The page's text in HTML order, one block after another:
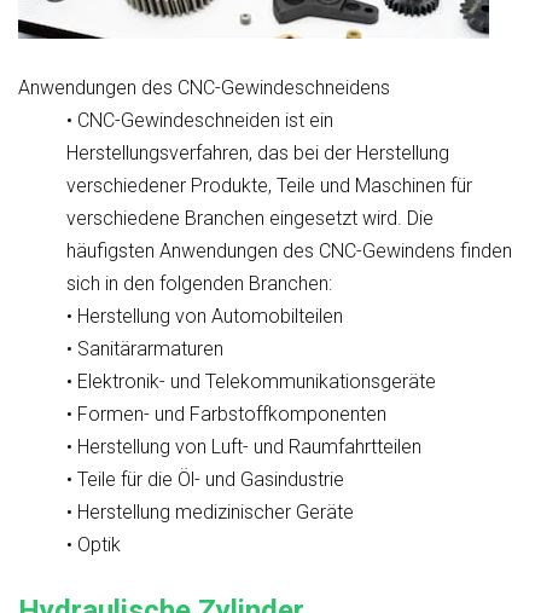
Anwendungen des CNC-Gewindeschneidens
• CNC-Gewindeschneiden ist ein
Herstellungsverfahren, das bei der Herstellung
verschiedener Produkte, Teile und Maschinen für
verschiedene Branchen eingesetzt wird. Die
häufigsten Anwendungen des CNC-Gewindens finden
sich in den folgenden Branchen:
• Herstellung von Automobilteilen
• Sanitärarmaturen
• Elektronik- und Telekommunikationsgeräte
• Formen- und Farbstoffkomponenten
• Herstellung von Luft- und Raumfahrtteilen
• Teile für die Öl- und Gasindustrie
• Herstellung medizinischer Geräte
• Optik